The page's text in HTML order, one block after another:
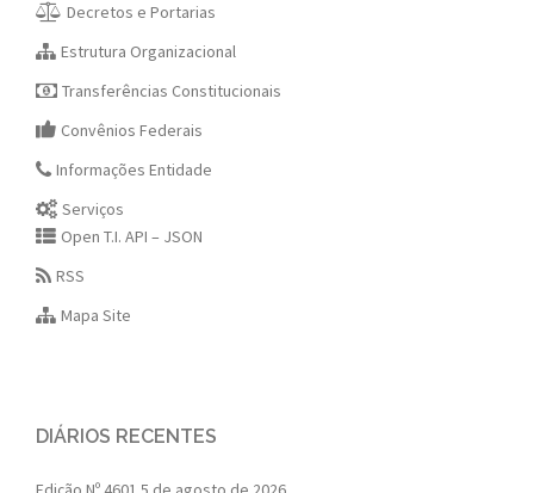
Decretos e Portarias
Estrutura Organizacional
Transferências Constitucionais
Convênios Federais
Informações Entidade
Serviços
Open T.I. API – JSON
RSS
Mapa Site
DIÁRIOS RECENTES